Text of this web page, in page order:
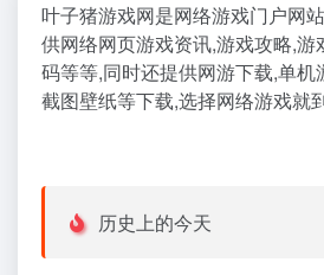
叶子猪游戏网是网络游戏门户网
供网络网页游戏资讯,游戏攻略,游
码等等,同时还提供网游下载,单机
截图壁纸等下载,选择网络游戏就
历史上的今天